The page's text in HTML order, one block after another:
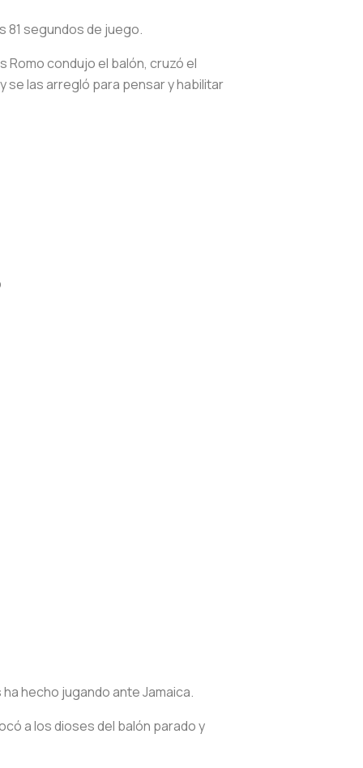
81 segundos de juego.
Romo condujo el balón, cruzó el
se las arregló para pensar y habilitar
hecho jugando ante Jamaica.
a los dioses del balón parado y